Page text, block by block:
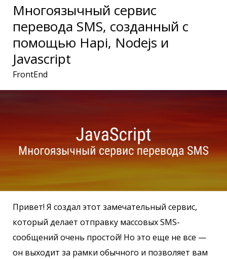
Многоязычный сервис
перевода SMS, созданный с
помощью Hapi, Nodejs и
Javascript
FrontEnd
Привет! Я создал этот замечательный сервис,
который делает отправку массовых SMS-
сообщений очень простой! Но это еще не все —
он выходит за рамки обычного и позволяет вам